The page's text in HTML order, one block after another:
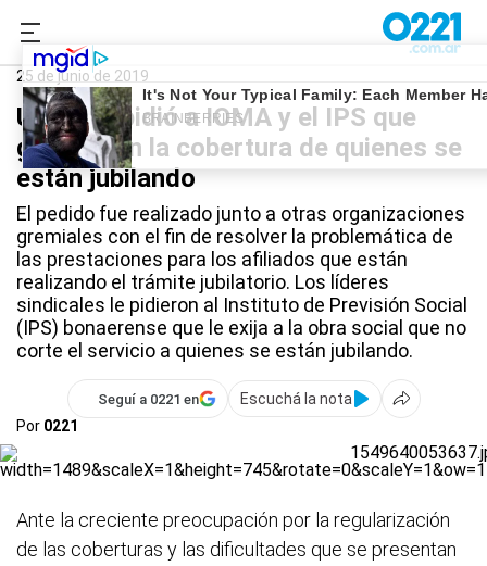
0221.com.ar
25 de junio de 2019
UPCN le pidió a IOMA y el IPS que
garanticen la cobertura de quienes se
están jubilando
El pedido fue realizado junto a otras organizaciones
gremiales con el fin de resolver la problemática de
las prestaciones para los afiliados que están
realizando el trámite jubilatorio. Los líderes
sindicales le pidieron al Instituto de Previsión Social
(IPS) bonaerense que le exija a la obra social que no
corte el servicio a quienes se están jubilando.
Seguí a 0221 en
Escuchá la nota
Por 0221
Ante la creciente preocupación por la regularización
de las coberturas y las dificultades que se presentan